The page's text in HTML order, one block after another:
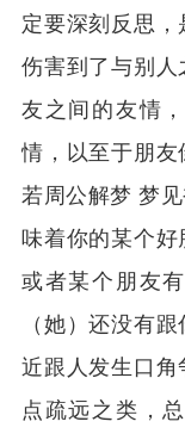
定要深刻反思，
伤害到了与别人
友之间的友情
情，以至于朋友
若周公解梦 梦
味着你的某个好
或者某个朋友
（她）还没有
近跟人发生口
点疏远之类，